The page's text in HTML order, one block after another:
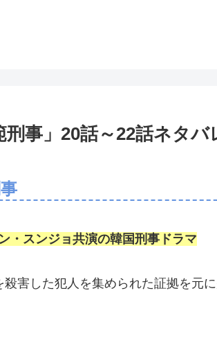
事」20話～22話ネタ
・スンジョ共演の韓国刑事ドラマ
害した犯人を集められた証拠を元